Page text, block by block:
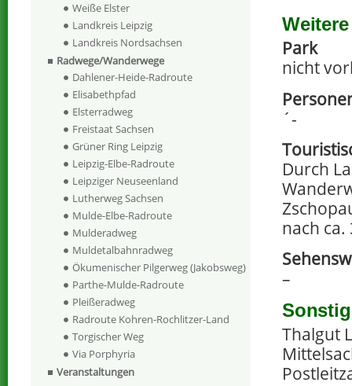
Park
nicht
´-
Durch
nach
–
Thalgut
Weiße Elster
Landkreis Leipzig
Landkreis Nordsachsen
Radwege/Wanderwege
Dahlener-Heide-Radroute
Elisabethpfad
Elsterradweg
Freistaat Sachsen
Grüner Ring Leipzig
Leipzig-Elbe-Radroute
Leipziger Neuseenland
Lutherweg Sachsen
Mulde-Elbe-Radroute
Mulderadweg
Muldetalbahnradweg
Ökumenischer Pilgerweg (Jakobsweg)
Parthe-Mulde-Radroute
Pleißeradweg
Radroute Kohren-Rochlitzer-Land
Torgischer Weg
Via Porphyria
Veranstaltungen